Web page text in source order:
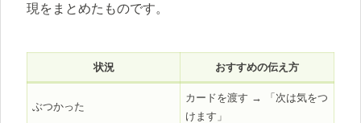
現をまとめたものです。
状況 おすすめの伝え方
ぶつかった
カードを渡す → 「次は気をつ
けます」